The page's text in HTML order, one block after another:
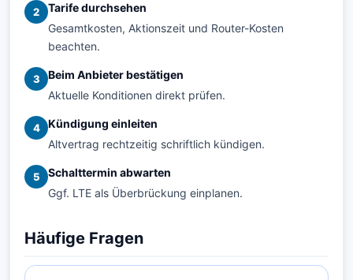
2
Tarife durchsehen
Gesamtkosten, Aktionszeit und Router-Kosten
beachten.
3
Beim Anbieter bestätigen
Aktuelle Konditionen direkt prüfen.
4
Kündigung einleiten
Altvertrag rechtzeitig schriftlich kündigen.
5
Schalttermin abwarten
Ggf. LTE als Überbrückung einplanen.
Häufige Fragen